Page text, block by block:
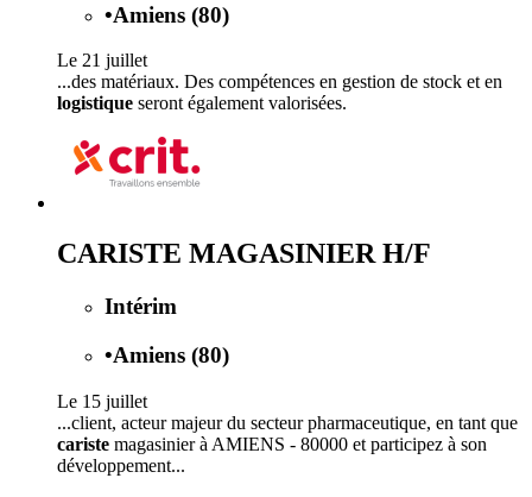
•Amiens (80)
Le 21 juillet
...des matériaux. Des compétences en gestion de stock et en
logistique seront également valorisées.
CARISTE MAGASINIER H/F
Intérim
•Amiens (80)
Le 15 juillet
...client, acteur majeur du secteur pharmaceutique, en tant que
cariste magasinier à AMIENS - 80000 et participez à son
développement...